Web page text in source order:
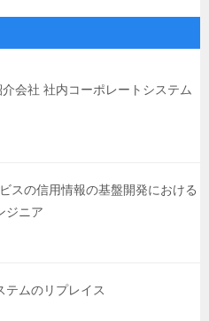
会社 社内コーポレートシステム
スの信用情報の基盤開発における
ジニア
テムのリプレイス